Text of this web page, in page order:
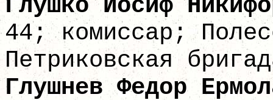
Глушко Иосиф
44; комиссар;
Петриковская
Глушнев